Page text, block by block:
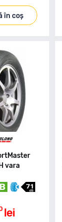
în coș
vara
lei